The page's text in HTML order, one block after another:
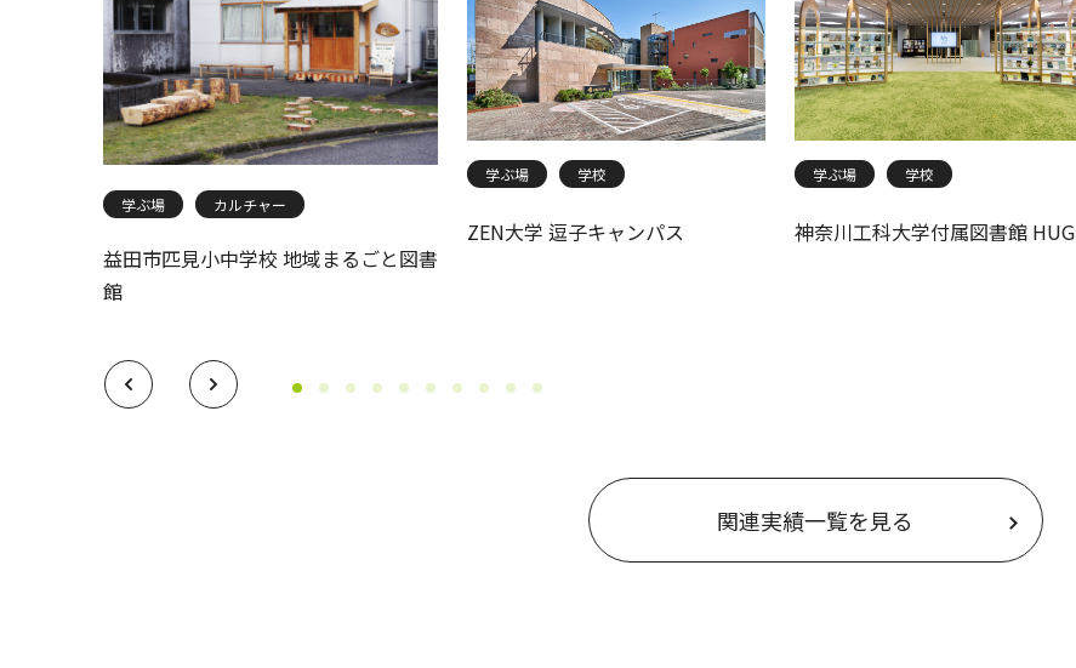
学ぶ場 カルチャー
益田市匹見小中学校 地域まるごと図書
館
学ぶ場 学校
ZEN大学 逗子キャンパス
学ぶ場 学校
神奈川工科大学付属図書館 HUG
関連実績一覧を見る